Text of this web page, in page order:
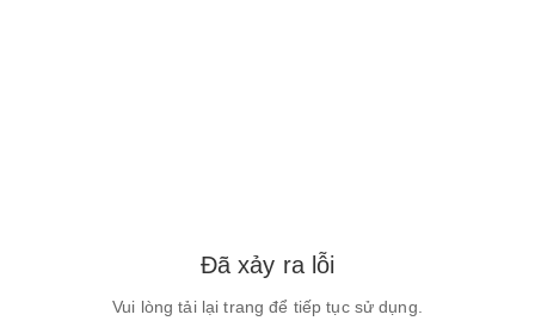
Đã xảy ra lỗi
Vui lòng tải lại trang để tiếp tục sử dụng.